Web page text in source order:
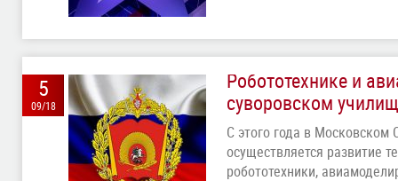
5
09/18
Робототехнике и
суворовском
С этого года в Московском
осуществляется развитие
робототехники,